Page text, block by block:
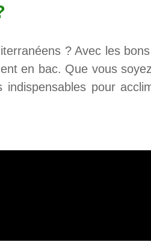
? Avec les
en bac. Que vous
pour